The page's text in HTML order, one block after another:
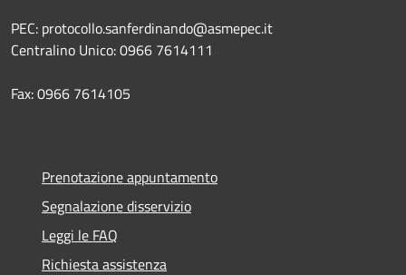
PEC: protocollo.sanferdinando@asmepec.it
Centralino Unico: 0966 7614111
Fax: 0966 7614105
Prenotazione appuntamento
Segnalazione disservizio
Leggi le FAQ
Richiesta assistenza